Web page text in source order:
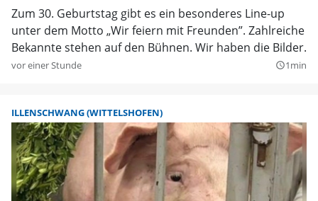
Zum 30. Geburtstag gibt es ein besonderes Line-up
unter dem Motto „Wir feiern mit Freunden”. Zahlreiche
Bekannte stehen auf den Bühnen. Wir haben die Bilder.
vor einer Stunde query_builder1min
ILLENSCHWANG (WITTELSHOFEN)